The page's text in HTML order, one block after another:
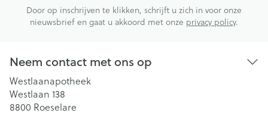
Door op inschrijven te klikken, schrijft u zich in voor onze
nieuwsbrief en gaat u akkoord met onze privacy policy.
Neem contact met ons op
Westlaanapotheek
Westlaan 138
8800 Roeselare